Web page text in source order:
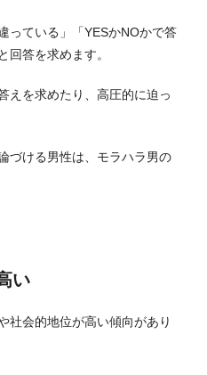
っている」「YESかNOかで答
回答を求めます。
えを求めたり、高圧的に迫っ
づける男性は、モラハラ男の
い
社会的地位が高い傾向があり